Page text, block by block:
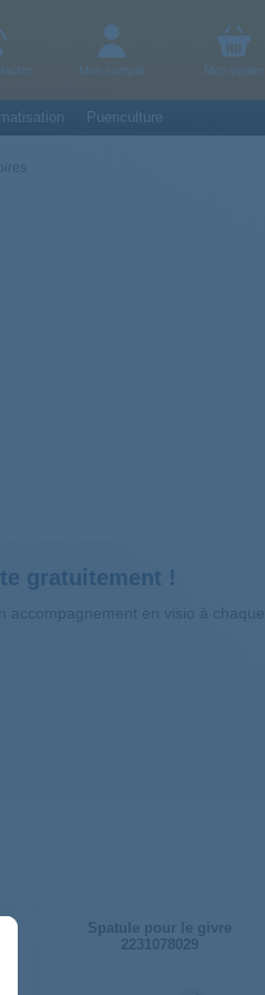
Mon compte Mon panier
Puericulture
gratuitement !
accompagnement en visio à chaque
Spatule pour le givre
2231078029